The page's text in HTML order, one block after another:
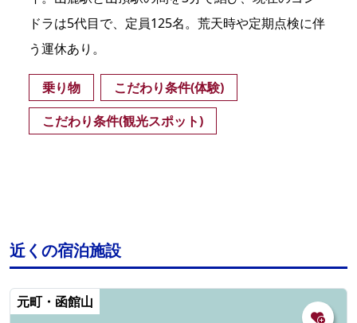
ドラは5代目で、定員125名。荒天時や定期点検に伴
う運休あり。
乗り物
こだわり条件(体験)
こだわり条件(観光スポット)
近くの宿泊施設
元町・函館山